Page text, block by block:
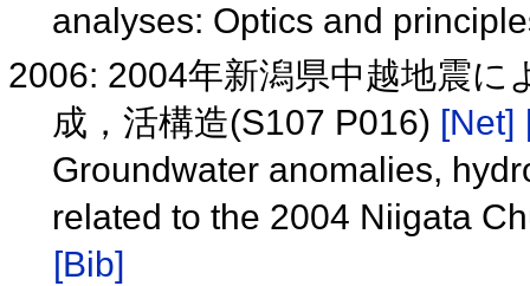
analyses: Optics and
2006: 2004年新潟県中越地震に
成，活構造(S107 P016) [Net]
Groundwater anomalies,
related to the 2004 Niigata
[Bib]